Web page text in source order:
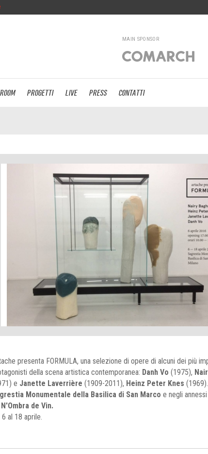
MAIN SPONSOR
PROGETTI LIVE PRESS CONTATTI
ache presenta FORMULA, una selezione di opere di alcuni dei più
della scena artistica contemporanea: Danh Vo (1975),
e Janette Laverrière (1909-2011), Heinz Peter Knes (1969).
Monumentale della Basilica di San Marco e negli
N'Ombra de Vin.
6 al 18 aprile.